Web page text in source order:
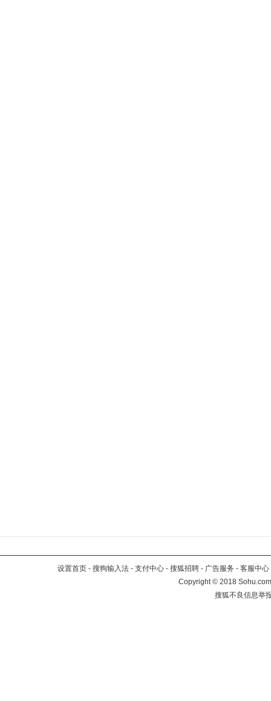
设置首页 - 搜狗输入法 - 支付中心 - 搜狐招聘 - 广告服务 - 客服中心
Copyright©2018
搜狐不良信息举